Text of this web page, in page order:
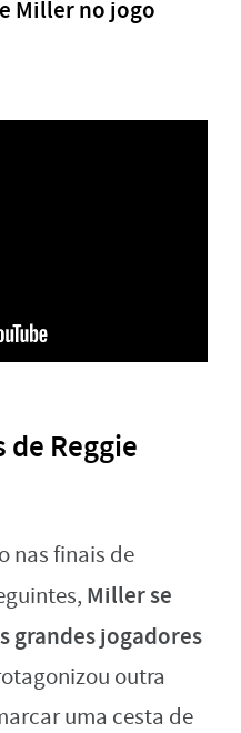
Miller no jogo
Reggie
nas finais de
Miller se
grandes jogadores
outra
uma cesta de